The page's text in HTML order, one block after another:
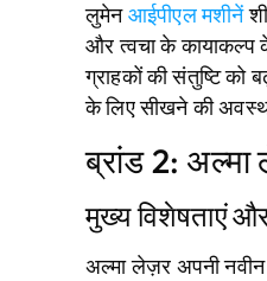
लुमेनआईपीएल मशीनें
और त्वचा के कायाकल्प
ग्राहकों की संतुष्टि को
के लिए सीखने की
ब्रांड 2:
मुख्य विशेषताएं और
अल्मा लेज़र अपनी नवीन